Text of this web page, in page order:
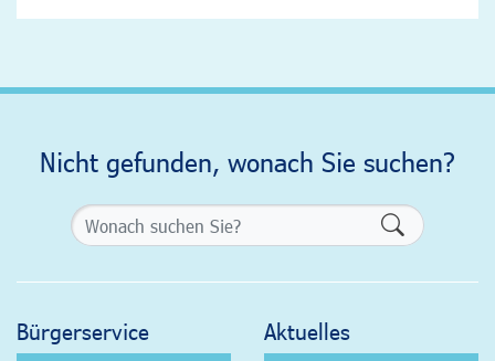
Nicht gefunden, wonach Sie suchen?
Bürgerservice Aktuelles